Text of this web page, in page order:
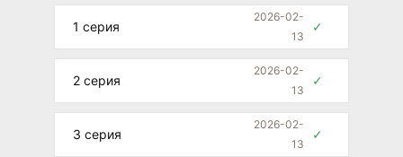
1 серия
2026-02-
13
✓
2 серия
2026-02-
13
✓
3 серия
2026-02-
13
✓